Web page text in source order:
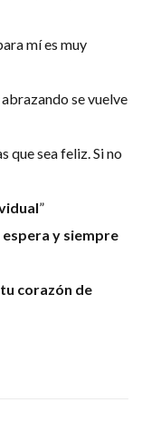
mí es muy
se vuelve
que sea feliz. Si no
”
espera y siempre
corazón de